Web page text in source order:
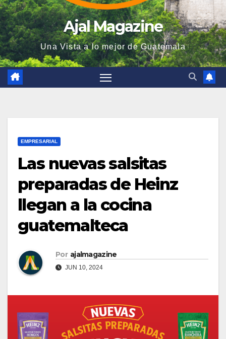
Ajal Magazine
Una Vista a lo mejor de Guatemala
EMPRESARIAL
Las nuevas salsitas
preparadas de Heinz
llegan a la cocina
guatemalteca
Por ajalmagazine
JUN 10, 2024